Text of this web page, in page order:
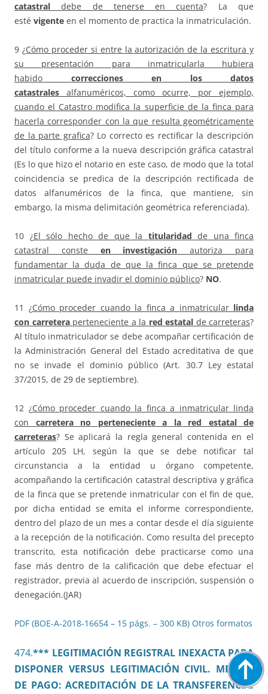
catastral debe de tenerse en cuenta? La que
esté vigente en el momento de practica la inmatriculación.
9 ¿Cómo proceder si entre la autorización de la escritura y
su presentación para inmatricularla hubiera
habido correcciones en los datos
catastrales alfanuméricos, como ocurre, por ejemplo,
cuando el Catastro modifica la superficie de la finca para
hacerla corresponder con la que resulta geométricamente
de la parte grafica? Lo correcto es rectificar la descripción
del título conforme a la nueva descripción gráfica catastral
(Es lo que hizo el notario en este caso, de modo que la total
coincidencia se predica de la descripción rectificada de
datos alfanuméricos de la finca, que mantiene, sin
embargo, la misma delimitación geométrica referenciada).
10 ¿El sólo hecho de que la titularidad de una finca
catastral conste en investigación autoriza para
fundamentar la duda de que la finca que se pretende
inmatricular puede invadir el dominio público? NO.
11 ¿Cómo proceder cuando la finca a inmatricular linda
con carreteraperteneciente a la red estatal de carreteras?
Al título inmatriculador se debe acompañar certificación de
la Administración General del Estado acreditativa de que
no se invade el dominio público (Art. 30.7 Ley estatal
37/2015, de 29 de septiembre).
12 ¿Cómo proceder cuando la finca a inmatricular linda
con carretera no perteneciente a la red estatal de
carreteras? Se aplicará la regla general contenida en el
artículo 205 LH, según la que se debe notificar tal
circunstancia a la entidad u órgano competente,
acompañando la certificación catastral descriptiva y gráfica
de la finca que se pretende inmatricular con el fin de que,
por dicha entidad se emita el informe correspondiente,
dentro del plazo de un mes a contar desde el día siguiente
a la recepción de la notificación. Como resulta del precepto
transcrito, esta notificación debe practicarse como una
fase más dentro de la calificación que debe efectuar el
registrador, previa al acuerdo de inscripción, suspensión o
denegación.(JAR)
PDF (BOE-A-2018-16654 – 15 págs. – 300 KB) Otros formatos
474.*** LEGITIMACIÓN REGISTRAL INEXACTA PARA
DISPONER VERSUS LEGITIMACIÓN CIVIL. MEDIOS
DE PAGO: ACREDITACIÓN DE LA TRANSFERENCIA.